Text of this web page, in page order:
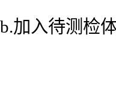
b.加入待测检